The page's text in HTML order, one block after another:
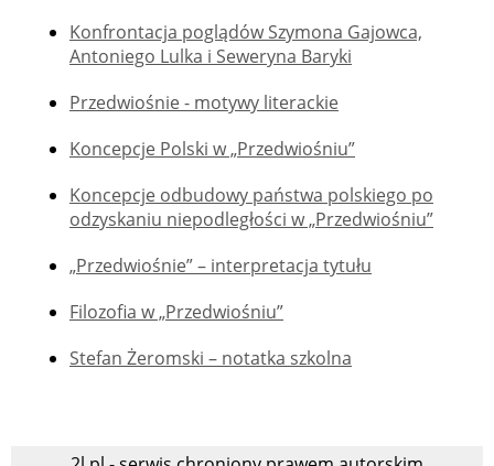
Konfrontacja poglądów Szymona Gajowca,
Antoniego Lulka i Seweryna Baryki
Przedwiośnie - motywy literackie
Koncepcje Polski w „Przedwiośniu”
Koncepcje odbudowy państwa polskiego po
odzyskaniu niepodległości w „Przedwiośniu”
„Przedwiośnie” – interpretacja tytułu
Filozofia w „Przedwiośniu”
Stefan Żeromski – notatka szkolna